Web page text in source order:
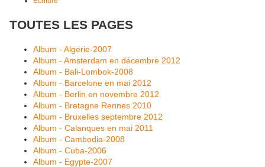
TOUTES LES PAGES
Album - Algerie-2007
Album - Amsterdam en décembre 2012
Album - Bali-Lombok-2008
Album - Barcelone en mai 2012
Album - Berlin en novembre 2012
Album - Bretagne Rennes 2010
Album - Bruxelles septembre 2012
Album - Calanques en mai 2011
Album - Cambodia-2008
Album - Cuba-2006
Album - Egypte-2007